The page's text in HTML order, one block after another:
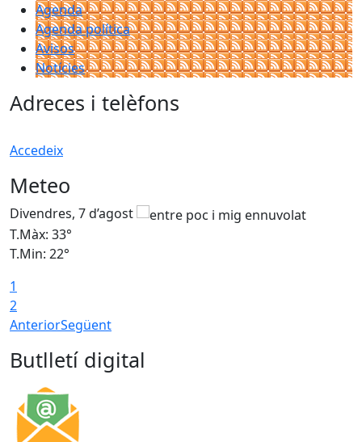
Agenda
Agenda política
Avisos
Notícies
Adreces i telèfons
Accedeix
Meteo
Divendres, 7 d’agost
T.Màx: 33°
T.Min: 22°
1
2
AnteriorSegüent
Butlletí digital